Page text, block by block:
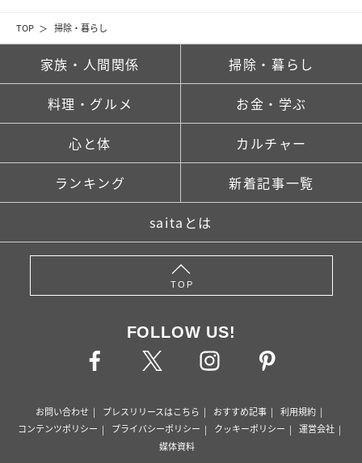
TOP 掃除・暮らし
家族・人間関係 掃除・暮らし
料理・グルメ お金・学ぶ
心と体 カルチャー
ランキング 新着記事一覧
saitaとは
TOP
FOLLOW US!
お問い合わせ プレスリリースはこちら おすすめ記事
利用規約
コンテンツポリシー
プライバシーポリシー クッキーポリシー
運営会社
媒体資料